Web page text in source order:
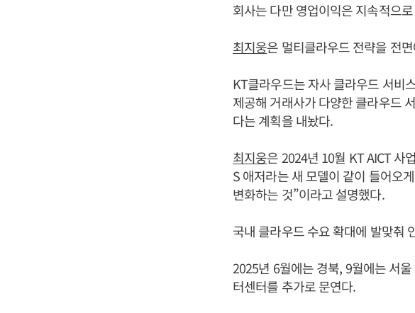
회사는 다만 영업이익은 지속적으
최지웅은 멀티클라우드 전략을 전
KT클라우드는 자사 클라우드 서비
제공해 거래사가 다양한 클라우드
다는 계획을 내놨다.
최지웅은 2024년 10월 KT AICT 사
S 애저라는 새 모델이 같이 들어오
변화하는 것”이라고 설명했다.
국내 클라우드 수요 확대에 발맞춰
2025년 6월에는 경북, 9월에는 서
터센터를 추가로 문연다.